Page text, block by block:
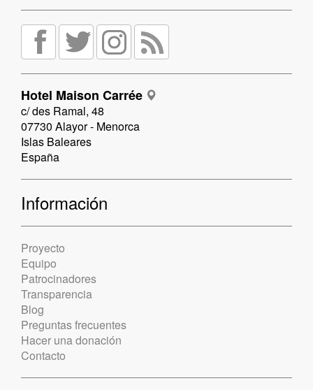
Hotel Maison Carrée
c/ des Ramal, 48
07730 Alayor - Menorca
Islas Baleares
España
Información
Proyecto
Equipo
Patrocinadores
Transparencia
Blog
Preguntas frecuentes
Hacer una donación
Contacto